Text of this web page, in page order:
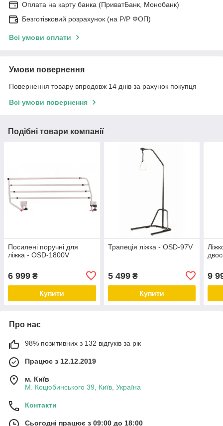
Оплата на карту банка (ПриватБанк, Монобанк)
Безготівковий розрахунок (на Р/Р ФОП)
Всі умови оплати
Умови повернення
Повернення товару впродовж 14 днів за рахунок покупця
Всі умови повернення
Подібні товари компанії
Посилені поручні для
ліжка - OSD-1800V
6 999 ₴
Купити
Трапеція ліжка - OSD-97V
5 499₴
Купити
9
Про нас
98% позитивних з 132 відгуків за рік
Працює з 12.12.2019
м. Київ
М. Коцюбинського 39, Київ, Україна
Контакти
Сьогодні працює з 09:00 до 18:00